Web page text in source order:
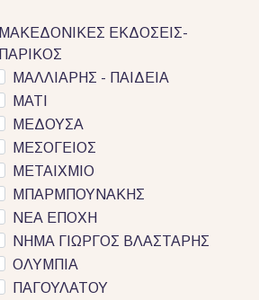
ΜΑΚΕΔΟΝΙΚΕΣ ΕΚΔΟΣΕΙΣ-
ΠΑΡΙΚΟΣ
ΜΑΛΛΙΑΡΗΣ - ΠΑΙΔΕΙΑ
ΜΑΤΙ
ΜΕΔΟΥΣΑ
ΜΕΣΟΓΕΙΟΣ
ΜΕΤΑΙΧΜΙΟ
ΜΠΑΡΜΠΟΥΝΑΚΗΣ
ΝΕΑ ΕΠΟΧΗ
ΝΗΜΑ ΓΙΩΡΓΟΣ ΒΛΑΣΤΑΡΗΣ
ΟΛΥΜΠΙΑ
ΠΑΓΟΥΛΑΤΟΥ